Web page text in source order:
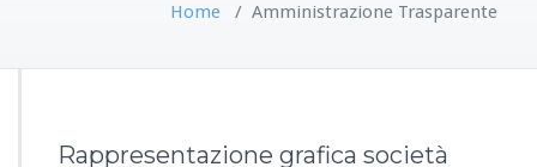
Home / Amministrazione Trasparente
Rappresentazione grafica società